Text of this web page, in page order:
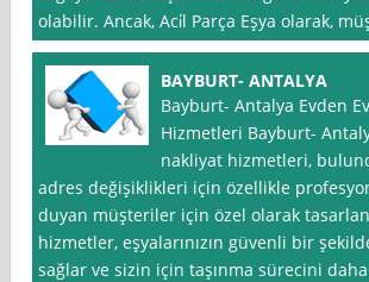
olabilir. Ancak, Aci̇l Parça Eşya olarak,
BAYBURT- ANTALYA
Bayburt- Antalya Evden
Hizmetleri Bayburt-
nakliyat hizmetleri,
adres değişiklikleri için özellikle
duyan müşteriler için özel olarak
hizmetler, eşyalarınızın güvenli bir
sağlar ve sizin için taşınma sürecini daha